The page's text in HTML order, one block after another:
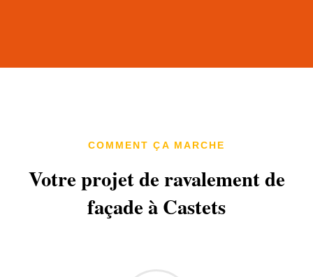
COMMENT ÇA MARCHE
Votre projet de ravalement de
façade à Castets